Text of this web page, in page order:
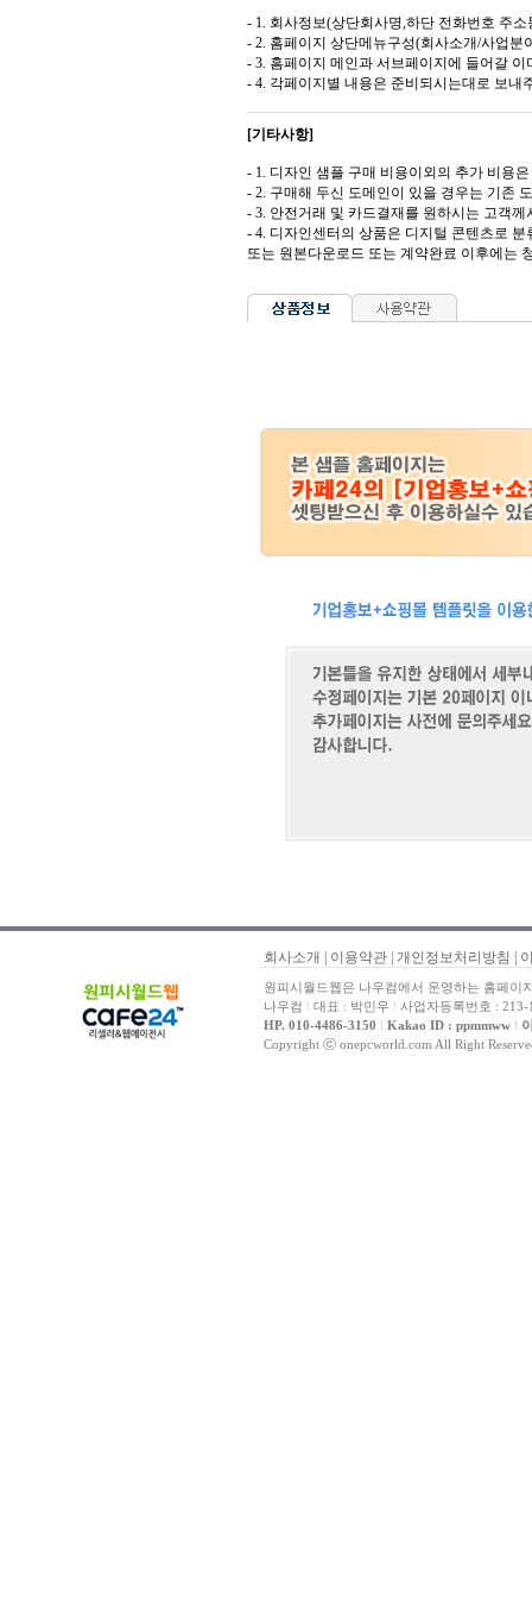
- 1. 회사정보(상단회사명,하단 전화번호 주소
- 2. 홈페이지 상단메뉴구성(회사소개/사업분
- 3. 홈페이지 메인과 서브페이지에 들어갈 이
- 4. 각페이지별 내용은 준비되시는대로 보내
[기타사항]
- 1. 디자인 샘플 구매 비용이외의 추가 비용
- 2. 구매해 두신 도메인이 있을 경우는 기존
- 3. 안전거래 및 카드결재를 원하시는 고객
- 4. 디자인센터의 상품은 디지털 콘텐츠로 분
또는 원본다운로드 또는 계약완료 이후에는
회사소개 이용약관 개인정보처리방침
원피시월드웹은 나우컴에서 운영하는 홈페이
나우컴 l 대표 : 박민우 l 사업자등록번호 :
HP. 010-4486-3150 l Kakao ID : ppmmww l
Copyright ⓒ onepcworld.com All Right